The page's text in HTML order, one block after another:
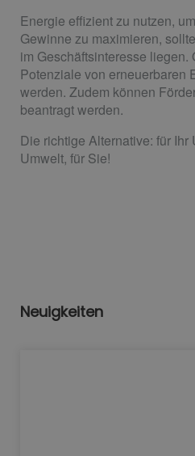
Energie effizient zu nutzen,
Gewinne zu maximieren,
im Geschäftsinteresse liegen.
Potenziale von erneuerbaren
werden. Zudem können
beantragt werden.
Die richtige Alternative: für Ihr
Umwelt, für Sie!
Neuigkeiten